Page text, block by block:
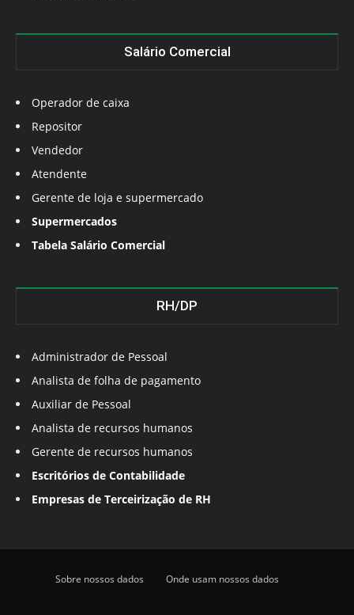
Salário Comercial
Operador de caixa
Repositor
Vendedor
Atendente
Gerente de loja e supermercado
Supermercados
Tabela Salário Comercial
RH/DP
Administrador de Pessoal
Analista de folha de pagamento
Auxiliar de Pessoal
Analista de recursos humanos
Gerente de recursos humanos
Escritórios de Contabilidade
Empresas de Terceirização de RH
Sobre nossos dados Onde usam nossos dados